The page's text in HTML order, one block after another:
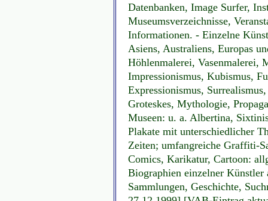
Datenbanken, Image Surfer,
Museumsverzeichnisse,
Informationen. - Einzelne
Asiens, Australiens, Europas
Höhlenmalerei, Vasenmalerei,
Impressionismus, Kubismus,
Expressionismus,
Groteskes, Mythologie,
Museen: u. a. Albertina,
Plakate mit unterschiedlicher
Zeiten; umfangreiche Graffiti-
Comics, Karikatur, Cartoon:
Biographien einzelner Künstler
Sammlungen, Geschichte,